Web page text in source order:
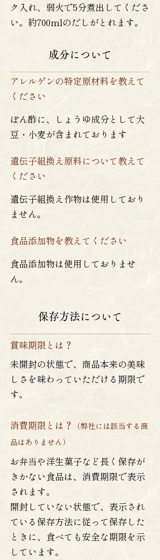
ク入れ、弱火で5分煮出してくださ
い。約700mlのだしがとれます。
成分について
アレルゲンの特定原材料を教えて
ください
ぽん酢に、しょうゆ成分として大
豆・小麦が含まれております
遺伝子組換え原料について教えて
ください
遺伝子組換え作物は使用しており
ません。
食品添加物を教えてください
食品添加物は使用しておりませ
ん。
保存方法について
賞味期限とは？
未開封の状態で、商品本来の美味
しさを味わっていただける期限で
す。
消費期限とは？
（弊社には該当する商
品はありません）
お弁当や洋生菓子など長く保存が
きかない食品は、消費期限で表示
されます。
開封していない状態で、表示され
ている保存方法に従って保存した
ときに、食べても安全な期限を示
しています。